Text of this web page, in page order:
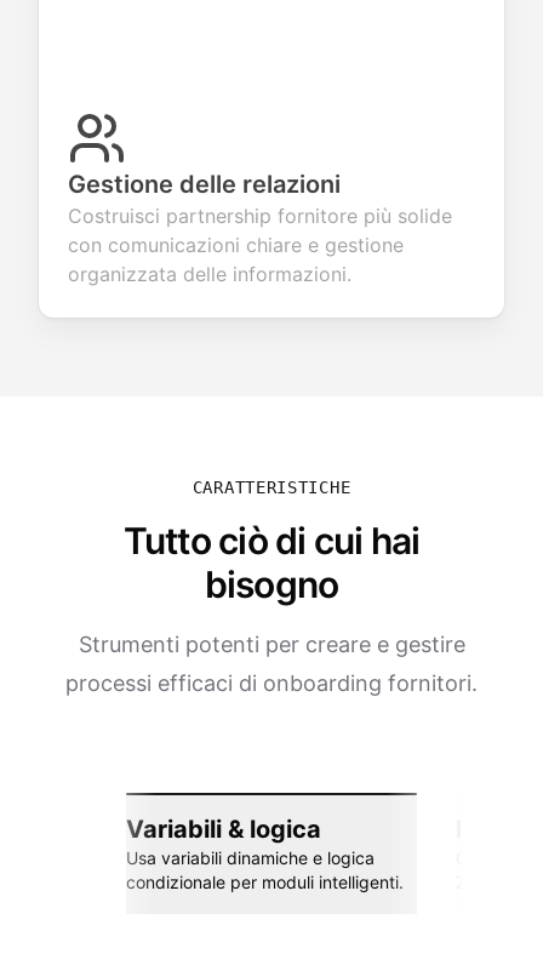
Gestione delle relazioni
Costruisci partnership fornitore più solide
con comunicazioni chiare e gestione
organizzata delle informazioni.
CARATTERISTICHE
Tutto ciò di cui hai
bisogno
Strumenti potenti per creare e gestire
processi efficaci di onboarding fornitori.
Variabili & logica
Usa variabili dinamiche e logica
condizionale per moduli intelligenti.